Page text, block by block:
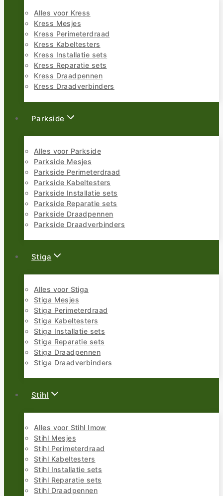
Alles voor Kress
Kress Mesjes
Kress Perimeterdraad
Kress Kabeltesters
Kress Installatie sets
Kress Reparatie sets
Kress Draadpennen
Kress Draadverbinders
Parkside
Alles voor Parkside
Parkside Mesjes
Parkside Perimeterdraad
Parkside Kabeltesters
Parkside Installatie sets
Parkside Reparatie sets
Parkside Draadpennen
Parkside Draadverbinders
Stiga
Alles voor Stiga
Stiga Mesjes
Stiga Perimeterdraad
Stiga Kabeltesters
Stiga Installatie sets
Stiga Reparatie sets
Stiga Draadpennen
Stiga Draadverbinders
Stihl
Alles voor Stihl Imow
Stihl Mesjes
Stihl Perimeterdraad
Stihl Kabeltesters
Stihl Installatie sets
Stihl Reparatie sets
Stihl Draadpennen